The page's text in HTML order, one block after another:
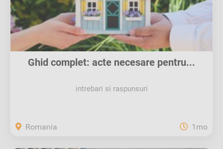
Ghid complet: acte necesare pentru...
intrebari si raspunsuri
Romania 1mo